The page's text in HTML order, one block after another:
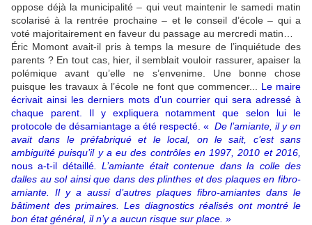
oppose déjà la municipalité – qui veut maintenir le samedi matin
scolarisé à la rentrée prochaine – et le conseil d’école – qui a
voté majoritairement en faveur du passage au mercredi matin…
Éric Momont avait-il pris à temps la mesure de l’inquiétude des
parents ? En tout cas, hier, il semblait vouloir rassurer, apaiser la
polémique avant qu’elle ne s’envenime. Une bonne chose
puisque les travaux à l’école ne font que commencer... Le maire
écrivait ainsi les derniers mots d’un courrier qui sera adressé à
chaque parent. Il y expliquera notamment que selon lui le
protocole de désamiantage a été respecté. « De l’amiante, il y en
avait dans le préfabriqué et le local, on le sait, c’est sans
ambiguïté puisqu’il y a eu des contrôles en 1997, 2010 et 2016,
nous a-t-il détaillé. L’amiante était contenue dans la colle des
dalles au sol ainsi que dans des plinthes et des plaques en fibro-
amiante. Il y a aussi d’autres plaques fibro-amiantes dans le
bâtiment des primaires. Les diagnostics réalisés ont montré le
bon état général, il n’y a aucun risque sur place. »